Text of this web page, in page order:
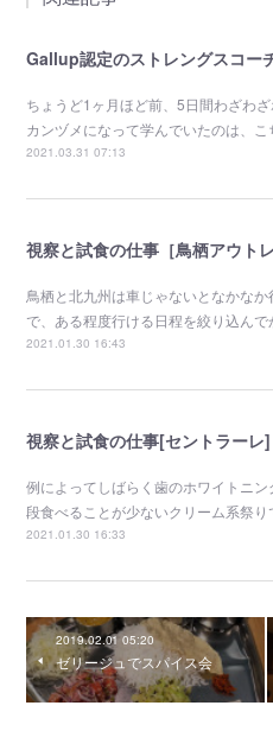
ちょうど1ヶ月ほど前、5日間わざわ
カンヅメになって学んでいたのは、こ
2021.03.31 07:13
視察と試食の仕事［鳥栖アウト
鳥栖と北九州は車じゃないとなかな
で、ある程度行ける日程を絞り込んで
2021.01.30 16:43
視察と試食の仕事[セントラーレ]
例によってしばらく歯のホワイトニン
段食べることが少ないクリーム系祭り
2021.01.30 16:33
2019.02.01 05:20
ゼリージュでスパイス会